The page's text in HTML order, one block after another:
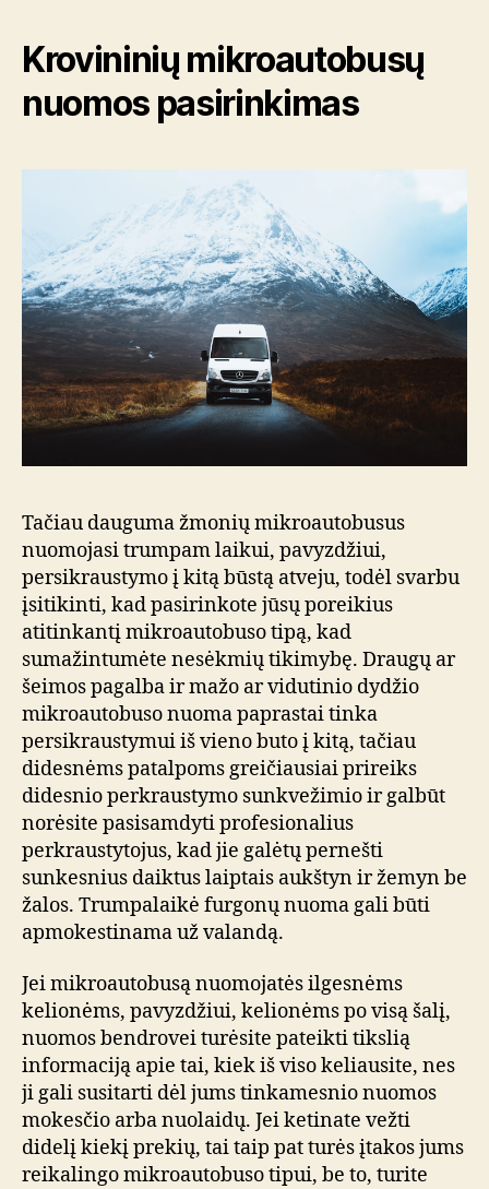
Krovininių mikroautobusų
nuomos pasirinkimas
Tačiau dauguma žmonių mikroautobusus
nuomojasi trumpam laikui, pavyzdžiui,
persikraustymo į kitą būstą atveju, todėl svarbu
įsitikinti, kad pasirinkote jūsų poreikius
atitinkantį mikroautobuso tipą, kad
sumažintumėte nesėkmių tikimybę. Draugų ar
šeimos pagalba ir mažo ar vidutinio dydžio
mikroautobuso nuoma paprastai tinka
persikraustymui iš vieno buto į kitą, tačiau
didesnėms patalpoms greičiausiai prireiks
didesnio perkraustymo sunkvežimio ir galbūt
norėsite pasisamdyti profesionalius
perkraustytojus, kad jie galėtų pernešti
sunkesnius daiktus laiptais aukštyn ir žemyn be
žalos. Trumpalaikė furgonų nuoma gali būti
apmokestinama už valandą.
Jei mikroautobusą nuomojatės ilgesnėms
kelionėms, pavyzdžiui, kelionėms po visą šalį,
nuomos bendrovei turėsite pateikti tikslią
informaciją apie tai, kiek iš viso keliausite, nes
ji gali susitarti dėl jums tinkamesnio nuomos
mokesčio arba nuolaidų. Jei ketinate vežti
didelį kiekį prekių, tai taip pat turės įtakos jums
reikalingo mikroautobuso tipui, be to, turite